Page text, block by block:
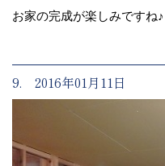
お家の完成が楽しみですね♪
9. 2016年01月11日